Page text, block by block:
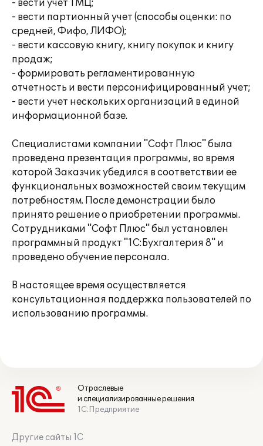
- вести учет ТМЦ;
- вести партионный учет (способы оценки: по
средней, Фифо, ЛИФО);
- вести кассовую книгу, книгу покупок и книгу
продаж;
- формировать регламентированную
отчетность и вести персонифицированный учет;
- вести учет нескольких организаций в единой
информационной базе.
Специалистами компании "Софт Плюс" была
проведена презентация программы, во время
которой Заказчик убедился в соответствии ее
функциональных возможностей своим текущим
потребностям. После демонстрации было
принято решение о приобретении программы.
Сотрудниками "Софт Плюс" был установлен
программный продукт "1С:Бухгалтерия 8" и
проведено обучение персонала.
В настоящее время осуществляется
консультационная поддержка пользователей по
использованию программы.
Отраслевые
и специализированные решения
1С:Предприятие
Другие сайты 1С